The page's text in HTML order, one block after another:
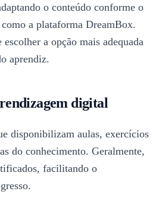
o conteúdo conforme o
a plataforma DreamBox.
a opção mais adequada
aprendiz.
digital
disponibilizam aulas, exercícios
do conhecimento. Geralmente,
facilitando o